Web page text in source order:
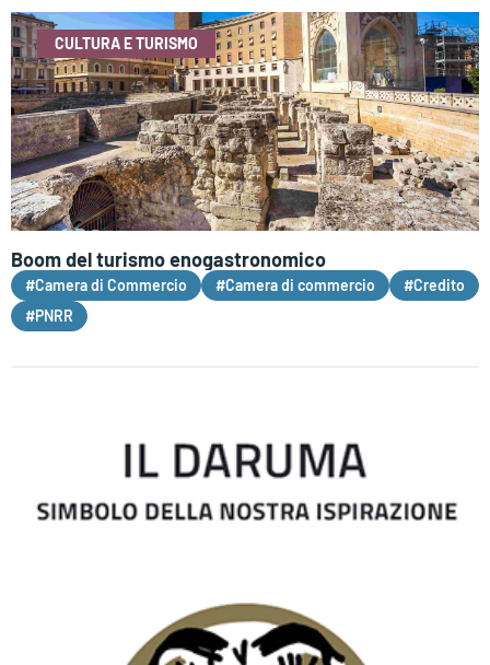
CULTURA E TURISMO
Boom del turismo enogastronomico
#Camera di Commercio #Camera di commercio
#Credito
#PNRR